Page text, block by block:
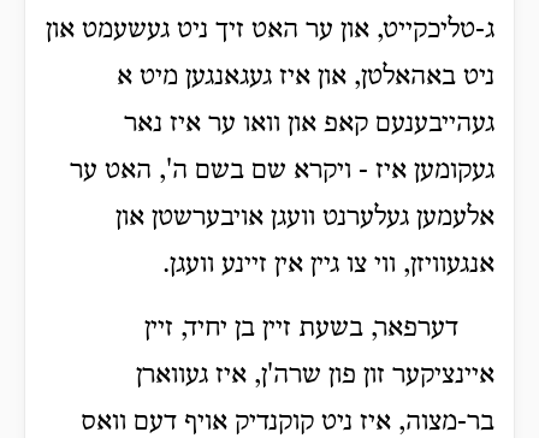
ג-טליכקייט, און ער האט זיך ניט געשעמט און
ניט באהאלטן, און איז געגאנגען מיט א
געהייבענעם קאפ און וואו ער איז נאר
געקומען איז - ויקרא שם בשם ה', האט ער
אלעמען געלערנט וועגן אויבערשטן און
אנגעוויזן, ווי צו גיין אין זיינע וועגן.
דערפאר, בשעת זיין בן יחיד, זיין
איינציקער זון פון שרה'ן, איז געווארן
בר-מצוה, איז ניט קוקנדיק אויף דעם וואס